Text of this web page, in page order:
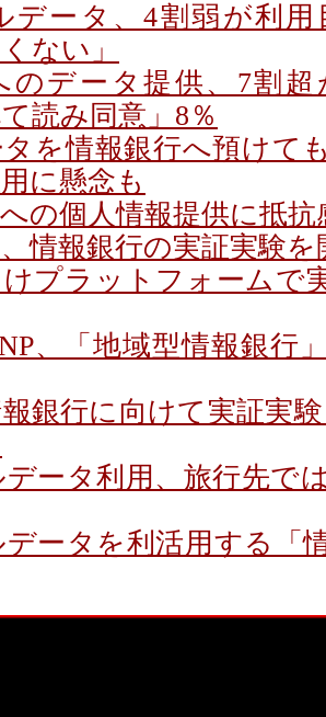
データ、4割弱が利
ない」
のデータ提供、7割超
て読み同意」8％
タを情報銀行へ預けて
に懸念も
への個人情報提供に抵
情報銀行の実証実験を
プラットフォームで
、「地域型情報銀行
銀行に向けて実証実
ータ利用、旅行先で
ータを利活用する「